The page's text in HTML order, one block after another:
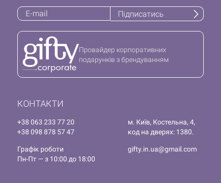
КОНТАКТИ
+38 063 233 77 20
+38 098 878 57 47
м. Київ, Костельна, 4,
код на дверях: 1380.
Графік роботи
Пн-Пт — з 10:00 до 18:00
gifty.in.ua@gmail.com
Підписатись
Провайдер корпоративних
подарунків з брендуванням